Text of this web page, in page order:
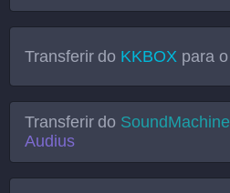
Transferir do KKBOX para o
Transferir do SoundMachine
Audius